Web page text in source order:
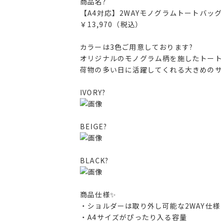
【A4対応】2WAYモノグラムトートバッグ
￥13,970（税込）
カラーは3色ご用意しております?
オリジナルのモノグラム柄を施したトート
荷物の多い日に活躍してくれる大きめの
IVORY?
BEIGE?
BLACK?
商品仕様✨
・ショルダーは取り外し可能な2WAY仕様
・A4サイズがぴったり入る容量